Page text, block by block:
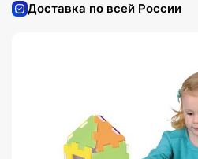
Доставка по всей России